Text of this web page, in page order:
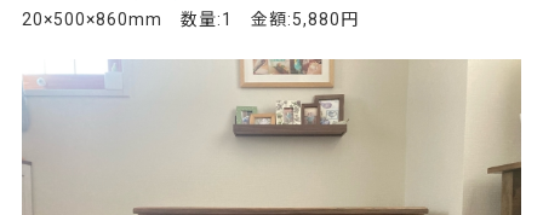
20×500×860mm 数量:1 金額:5,880円